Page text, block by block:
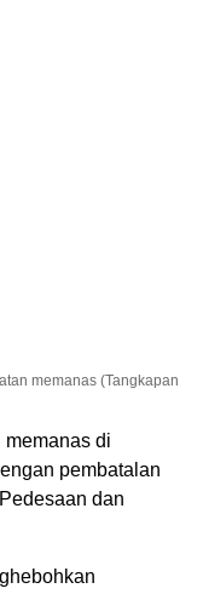
memanas (Tangkapan
memanas di
pembatalan
dan